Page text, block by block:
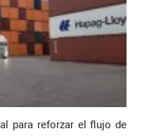
para reforzar el flujo de